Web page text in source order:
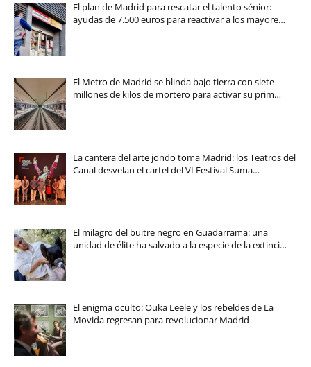
El plan de Madrid para rescatar el talento sénior:
ayudas de 7.500 euros para reactivar a los mayore…
El Metro de Madrid se blinda bajo tierra con siete
millones de kilos de mortero para activar su prim…
La cantera del arte jondo toma Madrid: los Teatros del
Canal desvelan el cartel del VI Festival Suma…
El milagro del buitre negro en Guadarrama: una
unidad de élite ha salvado a la especie de la extinci…
El enigma oculto: Ouka Leele y los rebeldes de La
Movida regresan para revolucionar Madrid